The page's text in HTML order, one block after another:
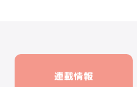
連載情報